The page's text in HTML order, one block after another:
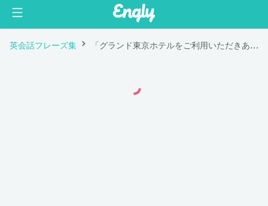
英会話フレーズ集 「グランド東京ホテルをご利用いただきありがとうございます。」は英語で "Thank you for staying at The Grand Tokyo Hotel."